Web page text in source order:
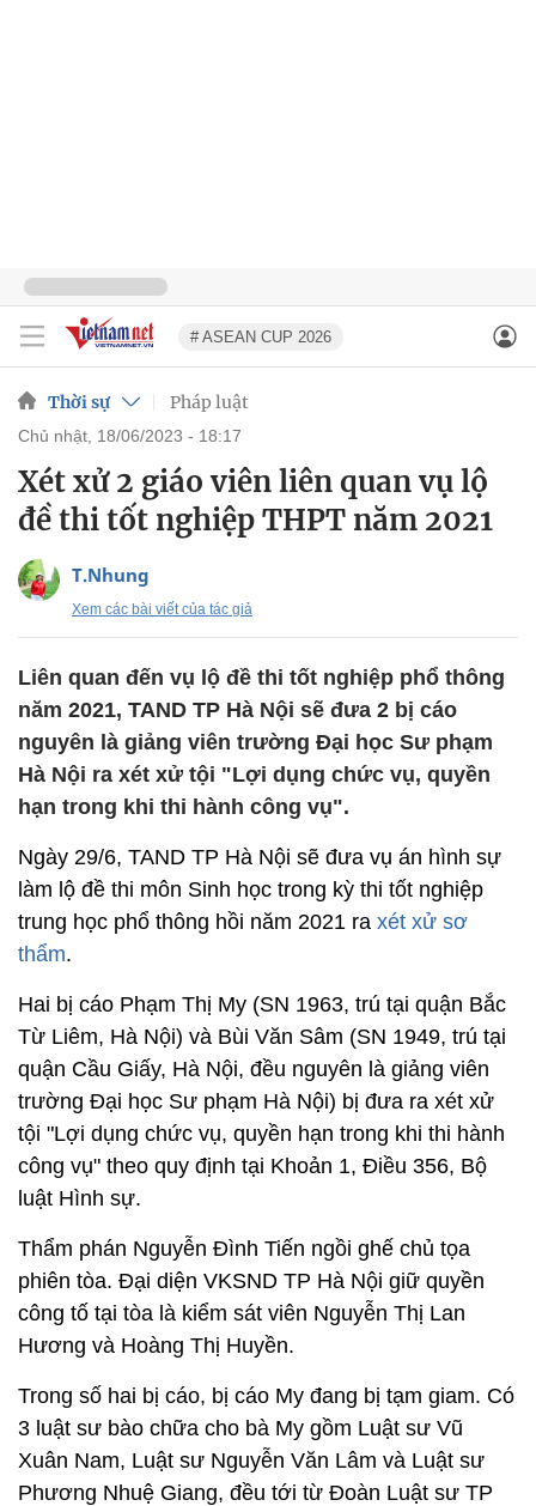
# ASEAN CUP 2026
Thời sự Pháp luật
chủ nhật, 18/06/2023 - 18:17
Xét xử 2 giáo viên liên quan vụ lộ
đề thi tốt nghiệp THPT năm 2021
T.Nhung
Xem các bài viết của tác giả
Liên quan đến vụ lộ đề thi tốt nghiệp phổ thông
năm 2021, TAND TP Hà Nội sẽ đưa 2 bị cáo
nguyên là giảng viên trường Đại học Sư phạm
Hà Nội ra xét xử tội "Lợi dụng chức vụ, quyền
hạn trong khi thi hành công vụ".
Ngày 29/6, TAND TP Hà Nội sẽ đưa vụ án hình sự
làm lộ đề thi môn Sinh học trong kỳ thi tốt nghiệp
trung học phổ thông hồi năm 2021 ra xét xử sơ
thẩm.
Hai bị cáo Phạm Thị My (SN 1963, trú tại quận Bắc
Từ Liêm, Hà Nội) và Bùi Văn Sâm (SN 1949, trú tại
quận Cầu Giấy, Hà Nội, đều nguyên là giảng viên
trường Đại học Sư phạm Hà Nội) bị đưa ra xét xử
tội "Lợi dụng chức vụ, quyền hạn trong khi thi hành
công vụ" theo quy định tại Khoản 1, Điều 356, Bộ
luật Hình sự.
Thẩm phán Nguyễn Đình Tiến ngồi ghế chủ tọa
phiên tòa. Đại diện VKSND TP Hà Nội giữ quyền
công tố tại tòa là kiểm sát viên Nguyễn Thị Lan
Hương và Hoàng Thị Huyền.
Trong số hai bị cáo, bị cáo My đang bị tạm giam. Có
3 luật sư bào chữa cho bà My gồm Luật sư Vũ
Xuân Nam, Luật sư Nguyễn Văn Lâm và Luật sư
Phương Nhuệ Giang, đều tới từ Đoàn Luật sư TP